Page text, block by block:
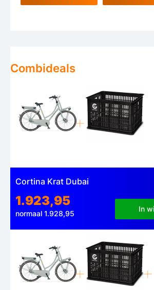
Combideals
Cortina Krat Dubai
1.923,95
normaal 1.928,95
In